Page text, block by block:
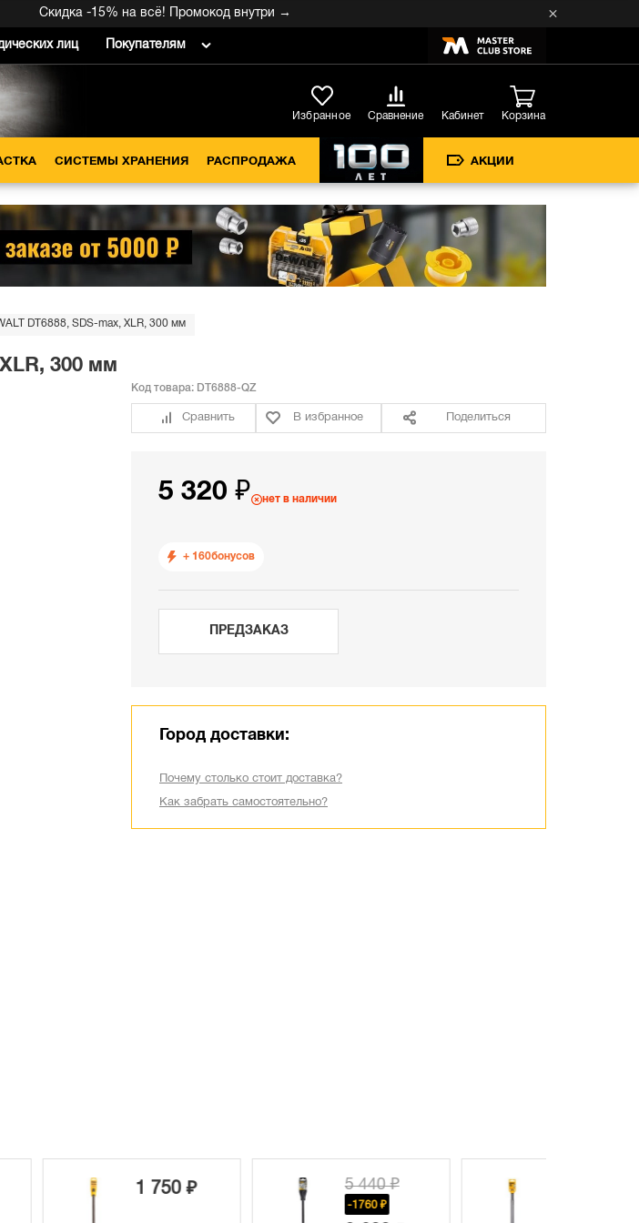
Скидка -15% на всё! Промокод внутри →
лиц Покупателям
Избранное Сравнение Кабинет Корзина
СИСТЕМЫ ХРАНЕНИЯ РАСПРОДАЖА АКЦИИ
DT6888, SDS-max, XLR, 300 мм
300 мм
Код товара: DT6888-QZ
Сравнить В избранное Поделиться
5 320 ₽ нет в наличии
+ 160бонусов
ПРЕДЗАКАЗ
Город доставки:
Почему столько стоит доставка?
Как забрать самостоятельно?